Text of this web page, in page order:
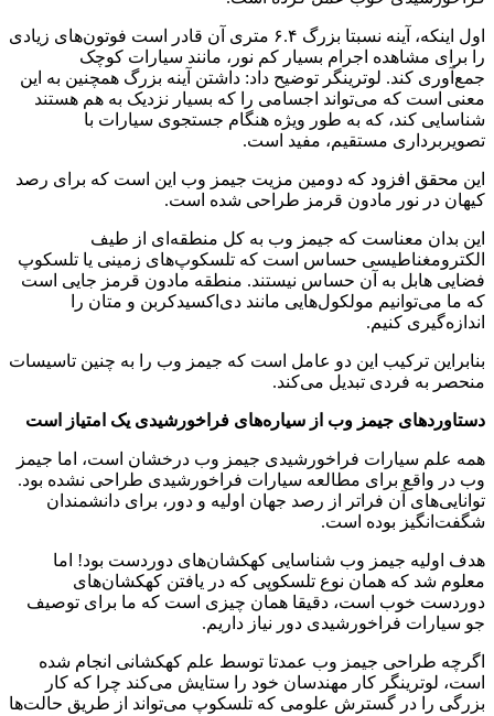
اول اینکه، آینه نسبتا بزرگ ۶.۴ متری آن قادر است فوتون‌های زیادی
را برای مشاهده اجرام بسیار کم نور، مانند سیارات کوچک
جمع‌آوری کند. لوترینگر توضیح داد: داشتن آینه بزرگ همچنین به این
معنی است که می‌تواند اجسامی را که بسیار نزدیک به هم هستند
شناسایی کند، که به طور ویژه هنگام جستجوی سیارات با
تصویربرداری مستقیم، مفید است.
این محقق افزود که دومین مزیت جیمز وب این است که برای رصد
کیهان در نور مادون قرمز طراحی شده است.
این بدان معناست که جیمز وب به کل منطقه‌ای از طیف
الکترومغناطیسی حساس است که تلسکوپ‌های زمینی یا تلسکوپ
فضایی هابل به آن حساس نیستند. منطقه مادون قرمز جایی است
که ما می‌توانیم مولکول‌هایی مانند دی‌اکسیدکربن و متان را
اندازه‌گیری کنیم.
بنابراین ترکیب این دو عامل است که جیمز وب را به چنین تاسیسات
منحصر به فردی تبدیل می‌کند.
دستاوردهای جیمز وب از سیاره‌های فراخورشیدی یک امتیاز است
همه‌ علم سیارات فراخورشیدی جیمز وب درخشان است، اما جیمز
وب در واقع برای مطالعه سیارات فراخورشیدی طراحی نشده بود.
توانایی‌های آن فراتر از رصد جهان اولیه و دور، برای دانشمندان
شگفت‌انگیز بوده است.
هدف اولیه جیمز وب شناسایی کهکشان‌های دوردست بود! اما
معلوم شد که همان نوع تلسکوپی که در یافتن کهکشان‌های
دوردست خوب است، دقیقا همان چیزی است که ما برای توصیف
جو سیارات فراخورشیدی دور نیاز داریم.
اگرچه طراحی جیمز وب عمدتا توسط علم کهکشانی انجام شده
است، لوترینگر کار مهندسان خود را ستایش می‌کند چرا که کار
بزرگی را در گسترش علومی که تلسکوپ می‌تواند از طریق حالت‌ها